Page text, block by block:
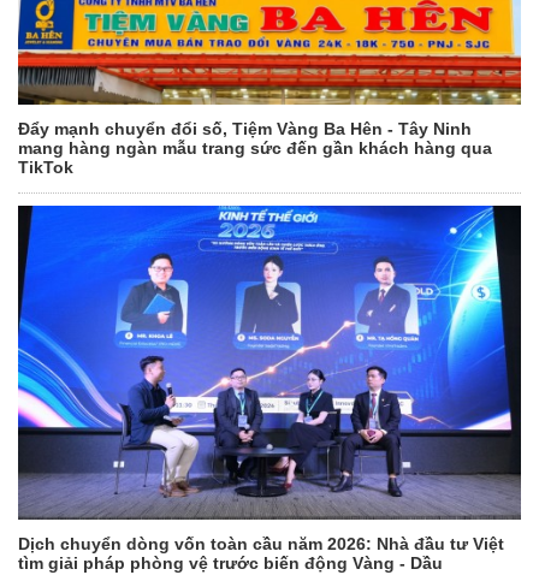
Đẩy mạnh chuyển đổi số, Tiệm Vàng Ba Hên - Tây Ninh
mang hàng ngàn mẫu trang sức đến gần khách hàng qua
TikTok
Dịch chuyển dòng vốn toàn cầu năm 2026: Nhà đầu tư Việt
tìm giải pháp phòng vệ trước biến động Vàng - Dầu